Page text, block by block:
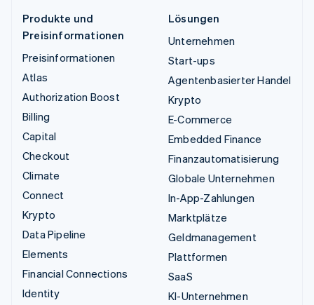
Produkte und
Preisinformationen
Preisinformationen
Atlas
Authorization Boost
Billing
Capital
Checkout
Climate
Connect
Krypto
Data Pipeline
Elements
Financial Connections
Identity
Lösungen
Unternehmen
Start-ups
Agentenbasierter Handel
Krypto
E-Commerce
Embedded Finance
Finanzautomatisierung
Globale Unternehmen
In-App-Zahlungen
Marktplätze
Geldmanagement
Plattformen
SaaS
KI-Unternehmen